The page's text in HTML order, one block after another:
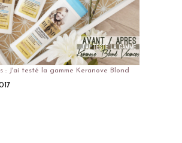
: J'ai testé la gamme Keranove Blond